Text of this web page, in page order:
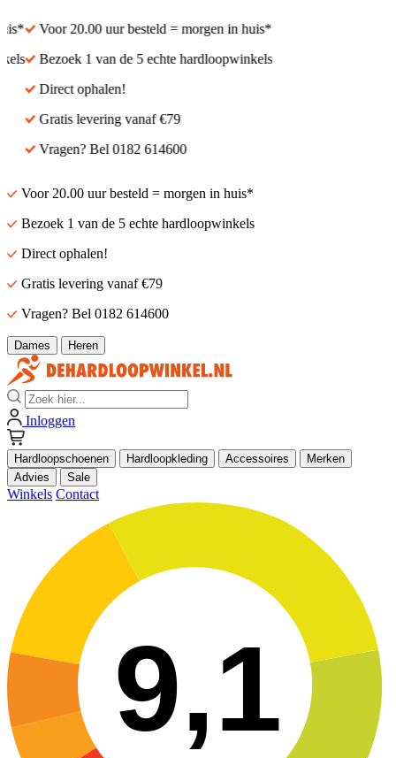
Voor 20.00 uur besteld = morgen in huis*
Bezoek 1 van de 5 echte hardloopwinkels
Direct ophalen!
Gratis levering vanaf €79
Vragen? Bel 0182 614600
Voor 20.00 uur besteld = morgen in huis*
Bezoek 1 van de 5 echte hardloopwinkels
Direct ophalen!
Gratis levering vanaf €79
Vragen? Bel 0182 614600
Dames Heren
Zoek
Inloggen
Hardloopschoenen Hardloopkleding Accessoires
Merken
Advies
Sale
Winkels Contact
9,1